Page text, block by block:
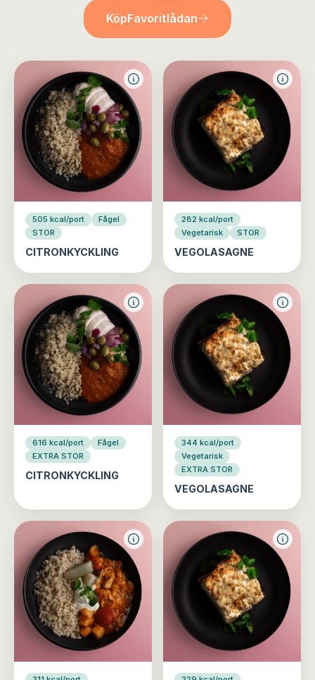
KöpFavoritlådan
505 kcal/port
Fågel
STOR
CITRONKYCKLING
282 kcal/port
Vegetarisk
STOR
VEGOLASAGNE
616 kcal/port
Fågel
EXTRA STOR
CITRONKYCKLING
344 kcal/port
Vegetarisk
EXTRA STOR
VEGOLASAGNE